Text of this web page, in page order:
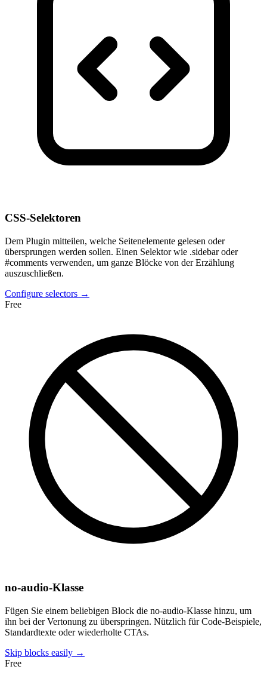
CSS-Selektoren
Dem Plugin mitteilen, welche Seitenelemente gelesen oder
übersprungen werden sollen. Einen Selektor wie .sidebar oder
#comments verwenden, um ganze Blöcke von der Erzählung
auszuschließen.
Configure selectors →
Free
no-audio-Klasse
Fügen Sie einem beliebigen Block die no-audio-Klasse hinzu, um
ihn bei der Vertonung zu überspringen. Nützlich für Code-Beispiele,
Standardtexte oder wiederholte CTAs.
Skip blocks easily →
Free